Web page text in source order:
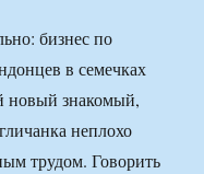
бизнес по
в семечках
новый знакомый,
неплохо
трудом. Говорить